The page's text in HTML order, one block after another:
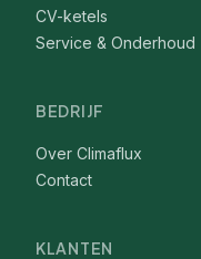
CV-ketels
Service & Onderhoud
BEDRIJF
Over Climaflux
Contact
KLANTEN